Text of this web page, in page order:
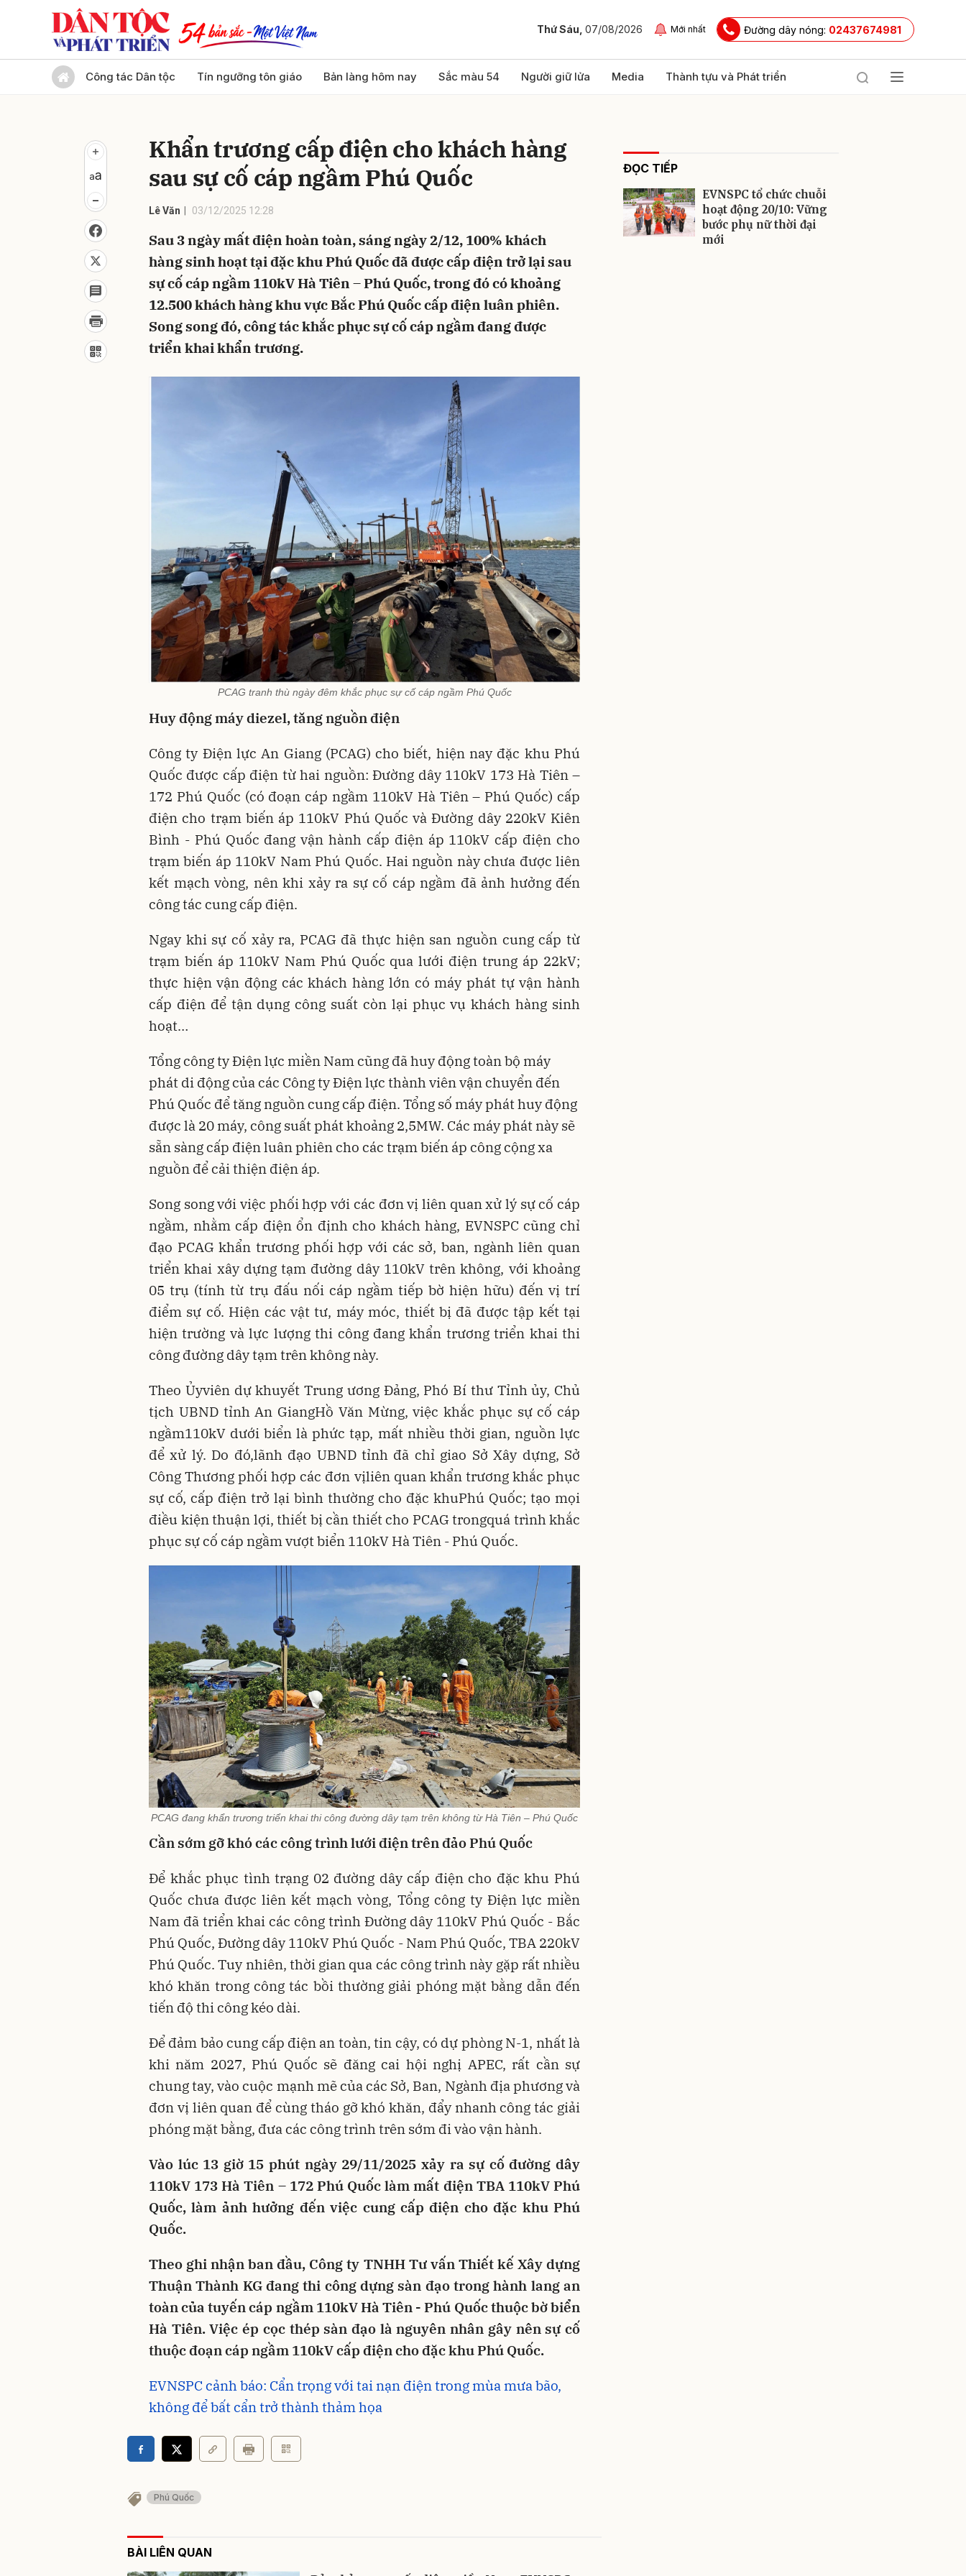
Thứ Sáu, 07/08/2026 Mới nhất Đường dây nóng: 02437674981
Công tác Dân tộc Tín ngưỡng tôn giáo Bản làng hôm nay Sắc màu 54 Người giữ lửa Media Thành tựu và Phát triển
Khẩn trương cấp điện cho khách hàng
sau sự cố cáp ngầm Phú Quốc
Lê Văn 03/12/2025 12:28
Sau 3 ngày mất điện hoàn toàn, sáng ngày 2/12, 100% khách
hàng sinh hoạt tại đặc khu Phú Quốc đã được cấp điện trở lại sau
sự cố cáp ngầm 110kV Hà Tiên – Phú Quốc, trong đó có khoảng
12.500 khách hàng khu vực Bắc Phú Quốc cấp điện luân phiên.
Song song đó, công tác khắc phục sự cố cáp ngầm đang được
triển khai khẩn trương.
PCAG tranh thù ngày đêm khắc phục sự cố cáp ngầm Phú Quốc
Huy động máy diezel, tăng nguồn điện
Công ty Điện lực An Giang (PCAG) cho biết, hiện nay đặc khu Phú
Quốc được cấp điện từ hai nguồn: Đường dây 110kV 173 Hà Tiên –
172 Phú Quốc (có đoạn cáp ngầm 110kV Hà Tiên – Phú Quốc) cấp
điện cho trạm biến áp 110kV Phú Quốc và Đường dây 220kV Kiên
Bình - Phú Quốc đang vận hành cấp điện áp 110kV cấp điện cho
trạm biến áp 110kV Nam Phú Quốc. Hai nguồn này chưa được liên
kết mạch vòng, nên khi xảy ra sự cố cáp ngầm đã ảnh hưởng đến
công tác cung cấp điện.
Ngay khi sự cố xảy ra, PCAG đã thực hiện san nguồn cung cấp từ
trạm biến áp 110kV Nam Phú Quốc qua lưới điện trung áp 22kV;
thực hiện vận động các khách hàng lớn có máy phát tự vận hành
cấp điện để tận dụng công suất còn lại phục vụ khách hàng sinh
hoạt…
Tổng công ty Điện lực miền Nam cũng đã huy động toàn bộ máy
phát di động của các Công ty Điện lực thành viên vận chuyển đến
Phú Quốc để tăng nguồn cung cấp điện. Tổng số máy phát huy động
được là 20 máy, công suất phát khoảng 2,5MW. Các máy phát này sẽ
sẵn sàng cấp điện luân phiên cho các trạm biến áp công cộng xa
nguồn để cải thiện điện áp.
Song song với việc phối hợp với các đơn vị liên quan xử lý sự cố cáp
ngầm, nhằm cấp điện ổn định cho khách hàng, EVNSPC cũng chỉ
đạo PCAG khẩn trương phối hợp với các sở, ban, ngành liên quan
triển khai xây dựng tạm đường dây 110kV trên không, với khoảng
05 trụ (tính từ trụ đấu nối cáp ngầm tiếp bờ hiện hữu) đến vị trí
điểm sự cố. Hiện các vật tư, máy móc, thiết bị đã được tập kết tại
hiện trường và lực lượng thi công đang khẩn trương triển khai thi
công đường dây tạm trên không này.
Theo Ủyviên dự khuyết Trung ương Đảng, Phó Bí thư Tỉnh ủy, Chủ
tịch UBND tỉnh An GiangHồ Văn Mừng, việc khắc phục sự cố cáp
ngầm110kV dưới biển là phức tạp, mất nhiều thời gian, nguồn lực
để xử lý. Do đó,lãnh đạo UBND tỉnh đã chỉ giao Sở Xây dựng, Sở
Công Thương phối hợp các đơn vịliên quan khẩn trương khắc phục
sự cố, cấp điện trở lại bình thường cho đặc khuPhú Quốc; tạo mọi
điều kiện thuận lợi, thiết bị cần thiết cho PCAG trongquá trình khắc
phục sự cố cáp ngầm vượt biển 110kV Hà Tiên - Phú Quốc.
PCAG đang khẩn trương triển khai thi công đường dây tạm trên không từ Hà Tiên – Phú Quốc
Cần sớm gỡ khó các công trình lưới điện trên đảo Phú Quốc
Để khắc phục tình trạng 02 đường dây cấp điện cho đặc khu Phú
Quốc chưa được liên kết mạch vòng, Tổng công ty Điện lực miền
Nam đã triển khai các công trình Đường dây 110kV Phú Quốc - Bắc
Phú Quốc, Đường dây 110kV Phú Quốc - Nam Phú Quốc, TBA 220kV
Phú Quốc. Tuy nhiên, thời gian qua các công trình này gặp rất nhiều
khó khăn trong công tác bồi thường giải phóng mặt bằng dẫn đến
tiến độ thi công kéo dài.
Để đảm bảo cung cấp điện an toàn, tin cậy, có dự phòng N-1, nhất là
khi năm 2027, Phú Quốc sẽ đăng cai hội nghị APEC, rất cần sự
chung tay, vào cuộc mạnh mẽ của các Sở, Ban, Ngành địa phương và
đơn vị liên quan để cùng tháo gỡ khó khăn, đẩy nhanh công tác giải
phóng mặt bằng, đưa các công trình trên sớm đi vào vận hành.
Vào lúc 13 giờ 15 phút ngày 29/11/2025 xảy ra sự cố đường dây
110kV 173 Hà Tiên – 172 Phú Quốc làm mất điện TBA 110kV Phú
Quốc, làm ảnh hưởng đến việc cung cấp điện cho đặc khu Phú
Quốc.
Theo ghi nhận ban đầu, Công ty TNHH Tư vấn Thiết kế Xây dựng
Thuận Thành KG đang thi công dựng sàn đạo trong hành lang an
toàn của tuyến cáp ngầm 110kV Hà Tiên - Phú Quốc thuộc bờ biển
Hà Tiên. Việc ép cọc thép sàn đạo là nguyên nhân gây nên sự cố
thuộc đoạn cáp ngầm 110kV cấp điện cho đặc khu Phú Quốc.
EVNSPC cảnh báo: Cẩn trọng với tai nạn điện trong mùa mưa bão,
không để bất cẩn trở thành thảm họa
Phú Quốc
BÀI LIÊN QUAN
ĐỌC TIẾP
EVNSPC tổ chức chuỗi
hoạt động 20/10: Vững
bước phụ nữ thời đại
mới
Gửi bình luận
Gửi